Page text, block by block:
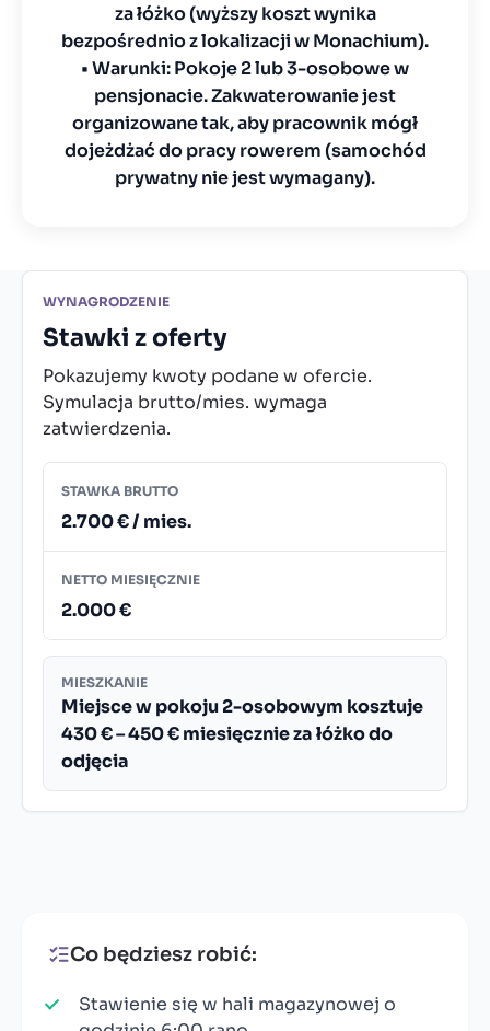
za łóżko (wyższy koszt wynika
bezpośrednio z lokalizacji w Monachium).
• Warunki: Pokoje 2 lub 3-osobowe w
pensjonacie. Zakwaterowanie jest
organizowane tak, aby pracownik mógł
dojeżdżać do pracy rowerem (samochód
prywatny nie jest wymagany).
WYNAGRODZENIE
Stawki z oferty
Pokazujemy kwoty podane w ofercie.
Symulacja brutto/mies. wymaga
zatwierdzenia.
STAWKA BRUTTO
2.700 € / mies.
NETTO MIESIĘCZNIE
2.000 €
MIESZKANIE
Miejsce w pokoju 2-osobowym kosztuje
430 € – 450 € miesięcznie za łóżko do
odjęcia
Co będziesz robić:
Stawienie się w hali magazynowej o